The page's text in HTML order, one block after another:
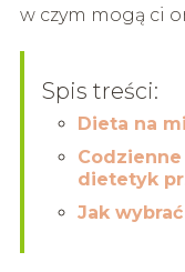
w czym mogą ci
Spis treści:
Dieta na
dietetyk
Jak